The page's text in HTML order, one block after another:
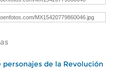
de la Revolución